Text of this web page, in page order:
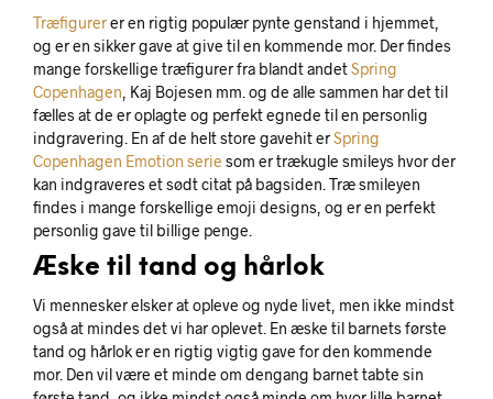
Træfigurerer en rigtig populær pynte genstand i hjemmet,
og er en sikker gave at give til en kommende mor. Der findes
mange forskellige træfigurer fra blandt andetSpring
Copenhagen , Kaj Bojesen mm. og de alle sammen har det til
fælles at de er oplagte og perfekt egnede til en personlig
indgravering. En af de helt store gavehit erSpring
Copenhagen Emotion serie som er trækugle smileys hvor der
kan indgraveres et sødt citat på bagsiden. Træ smileyen
findes i mange forskellige emoji designs, og er en perfekt
personlig gave til billige penge.
Æske til tand og hårlok
Vi mennesker elsker at opleve og nyde livet, men ikke mindst
også at mindes det vi har oplevet. En æske til barnets første
tand og hårlok er en rigtig vigtig gave for den kommende
mor. Den vil være et minde om dengang barnet tabte sin